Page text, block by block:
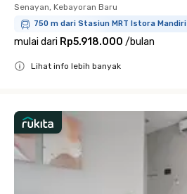
Senayan, Kebayoran Baru
750 m dari Stasiun MRT Istora Mandiri
mulai dari Rp5.918.000 /bulan
Lihat info lebih banyak